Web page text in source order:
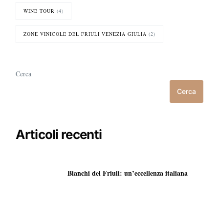
WINE TOUR (4)
ZONE VINICOLE DEL FRIULI VENEZIA GIULIA (2)
Cerca
Cerca
Articoli recenti
Bianchi del Friuli: un’eccellenza italiana